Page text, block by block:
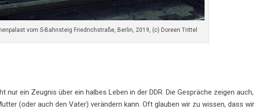
vom S-Bahnsteig Friedrichstraße, Berlin, 2019, (c) Doreen Trittel
nur ein Zeugnis über ein halbes Leben in der DDR. Die Gespräche zeigen auch,
(oder auch den Vater) verändern kann. Oft glauben wir zu wissen, dass wir